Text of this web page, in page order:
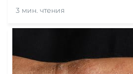
3 мин. чтения